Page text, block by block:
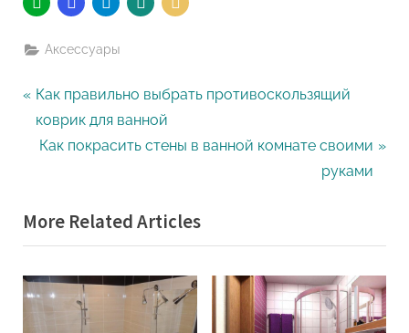
Аксессуары
Навигация
по
P
r
e
o
u
s
P
Как правильно выбрать противоскользящий
коврик для ванной
N
t
P
o
s
Как покрасить стены в ванной комнате своими
руками
More Related Articles